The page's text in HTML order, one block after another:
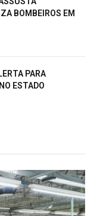
BOMBEIROS EM
PARA
ESTADO